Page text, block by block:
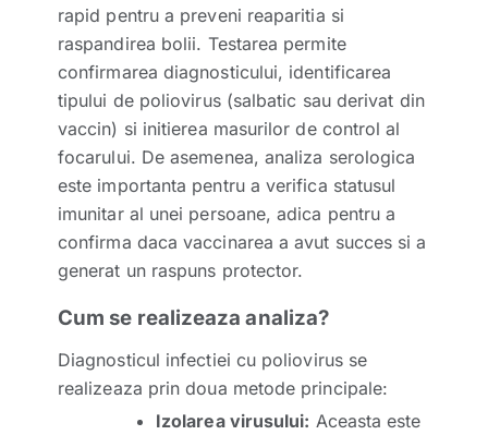
rapid pentru a preveni reaparitia si
raspandirea bolii. Testarea permite
confirmarea diagnosticului, identificarea
tipului de poliovirus (salbatic sau derivat din
vaccin) si initierea masurilor de control al
focarului. De asemenea, analiza serologica
este importanta pentru a verifica statusul
imunitar al unei persoane, adica pentru a
confirma daca vaccinarea a avut succes si a
generat un raspuns protector.
Cum se realizeaza analiza?
Diagnosticul infectiei cu poliovirus se
realizeaza prin doua metode principale:
Izolarea virusului: Aceasta este